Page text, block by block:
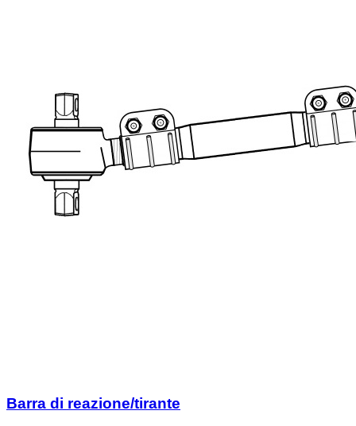
Barra di reazione/tirante